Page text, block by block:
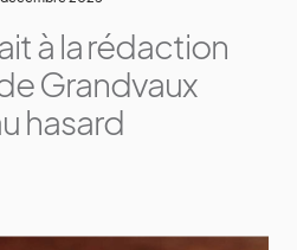
à la rédaction
Grandvaux
hasard